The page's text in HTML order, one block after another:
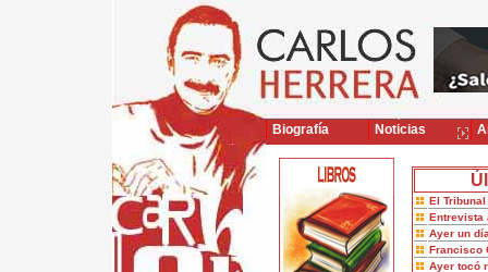
El
Entrevista
Ayer un
Francisco
Ayer tocó
Biografía Noticias